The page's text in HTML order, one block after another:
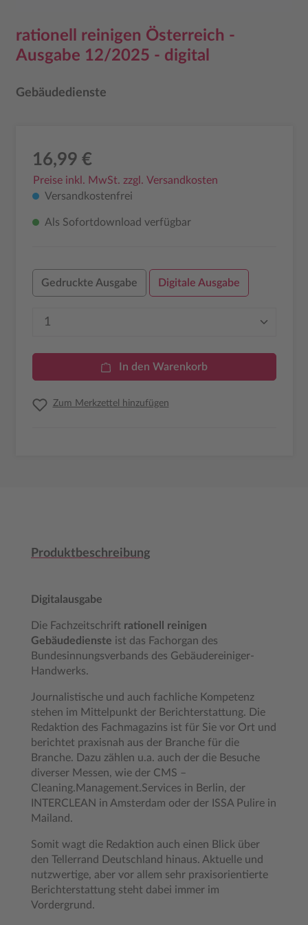
rationell reinigen Österreich -
Ausgabe 12/2025 - digital
Gebäudedienste
16,99 €
Preise inkl. MwSt. zzgl. Versandkosten
Versandkostenfrei
Als Sofortdownload verfügbar
Gedruckte Ausgabe Digitale Ausgabe
Produkt Anzahl: Gib den gewünschten
In den Warenkorb
Zum Merkzettel hinzufügen
Produktbeschreibung
Digitalausgabe
Die Fachzeitschrift rationell reinigen
Gebäudedienste ist das Fachorgan des
Bundesinnungsverbands des Gebäudereiniger-
Handwerks.
Journalistische und auch fachliche Kompetenz
stehen im Mittelpunkt der Berichterstattung. Die
Redaktion des Fachmagazins ist für Sie vor Ort und
berichtet praxisnah aus der Branche für die
Branche. Dazu zählen u.a. auch der die Besuche
diverser Messen, wie der CMS –
Cleaning.Management.Services in Berlin, der
INTERCLEAN in Amsterdam oder der ISSA Pulire in
Mailand.
Somit wagt die Redaktion auch einen Blick über
den Tellerrand Deutschland hinaus. Aktuelle und
nutzwertige, aber vor allem sehr praxisorientierte
Berichterstattung steht dabei immer im
Vordergrund.